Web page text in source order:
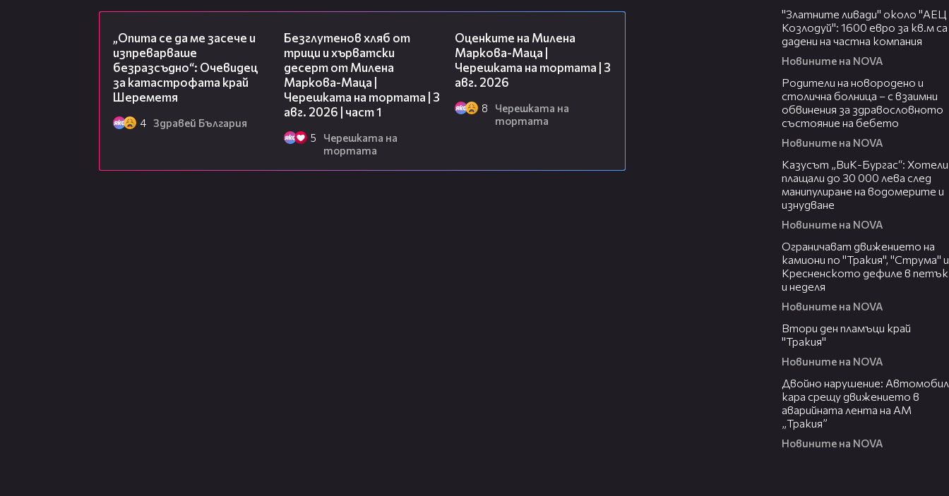
„Опита се да ме засече и
изпреварваше
безразсъдно“: Очевидец
за катастрофата край
Шереметя
4 Здравей България
Безглутенов хляб от
трици и хърватски
десерт от Милена
Маркова-Маца |
Черешката на тортата | 3
авг. 2026 | част 1
5
Черешката на
тортата
Оценките на Милена
Маркова-Маца |
Черешката на тортата | 3
авг. 2026
8
Черешката на
тортата
"Златните ливади" около "АЕЦ
Козлодуй": 1600 евро за кв.м са
дадени на частна компания
Новините на NOVA
Родители на новородено и
столична болница – с взаимни
обвинения за здравословното
състояние на бебето
Новините на NOVA
Казусът „ВиК-Бургас“: Хотели
плащали до 30 000 лева след
манипулиране на водомерите и
изнудване
Новините на NOVA
Ограничават движението на
камиони по "Тракия", "Струма" и
Кресненското дефиле в петък
и неделя
Новините на NOVA
Втори ден пламъци край
"Тракия"
Новините на NOVA
Двойно нарушение: Автомобил
кара срещу движението в
аварийната лента на АМ
„Тракия”
Новините на NOVA